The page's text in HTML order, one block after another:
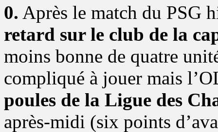
0. Après le match du PSG
retard sur le club de la
moins bonne de quatre
compliqué à jouer mais
poules de la Ligue des
après-midi (six points